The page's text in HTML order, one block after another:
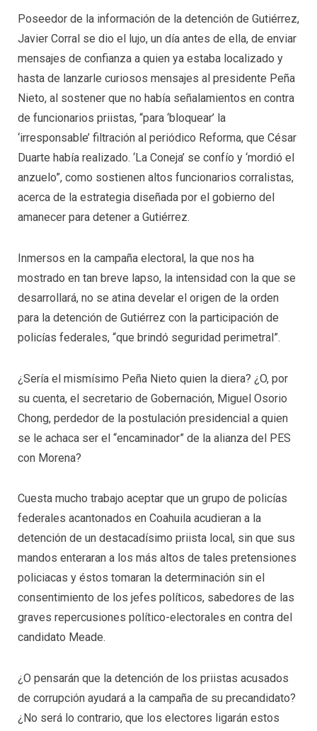
Poseedor de la información de la detención de Gutiérrez,
Javier Corral se dio el lujo, un día antes de ella, de enviar
mensajes de confianza a quien ya estaba localizado y
hasta de lanzarle curiosos mensajes al presidente Peña
Nieto, al sostener que no había señalamientos en contra
de funcionarios priistas, “para ‘bloquear’ la
‘irresponsable’ filtración al periódico Reforma, que César
Duarte había realizado. ‘La Coneja’ se confío y ‘mordió el
anzuelo”, como sostienen altos funcionarios corralistas,
acerca de la estrategia diseñada por el gobierno del
amanecer para detener a Gutiérrez.
Inmersos en la campaña electoral, la que nos ha
mostrado en tan breve lapso, la intensidad con la que se
desarrollará, no se atina develar el origen de la orden
para la detención de Gutiérrez con la participación de
policías federales, “que brindó seguridad perimetral”.
¿Sería el mismísimo Peña Nieto quien la diera? ¿O, por
su cuenta, el secretario de Gobernación, Miguel Osorio
Chong, perdedor de la postulación presidencial a quien
se le achaca ser el “encaminador” de la alianza del PES
con Morena?
Cuesta mucho trabajo aceptar que un grupo de policías
federales acantonados en Coahuila acudieran a la
detención de un destacadísimo priista local, sin que sus
mandos enteraran a los más altos de tales pretensiones
policiacas y éstos tomaran la determinación sin el
consentimiento de los jefes políticos, sabedores de las
graves repercusiones político-electorales en contra del
candidato Meade.
¿O pensarán que la detención de los priistas acusados
de corrupción ayudará a la campaña de su precandidato?
¿No será lo contrario, que los electores ligarán estos